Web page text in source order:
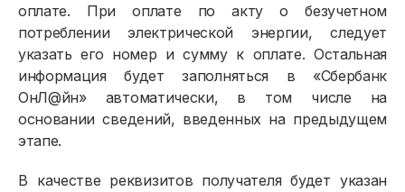
оплате. При оплате по акту о безучетном
потреблении электрической энергии, следует
указать его номер и сумму к оплате. Остальная
информация будет заполняться в «Сбербанк
ОнЛ@йн» автоматически, в том числе на
основании сведений, введенных на предыдущем
этапе.
В качестве реквизитов получателя будет указан
Должникам
Онлайн-сервисы
Полезное